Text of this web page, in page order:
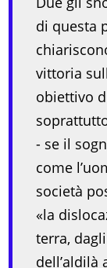
di questa
vittoria
obiettivo
- se il
come
società
«la
terra,
dell’aldilà